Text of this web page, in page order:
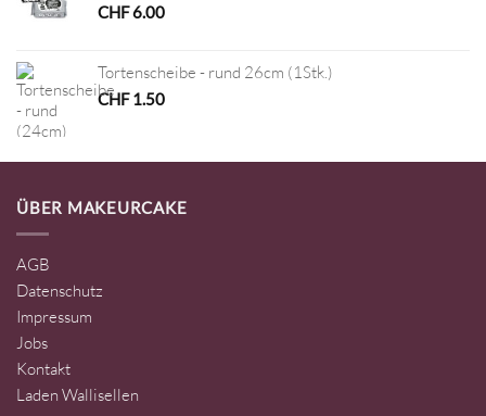
CHF6.00
Tortenscheibe - rund 26cm (1Stk.)
CHF1.50
ÜBER MAKEURCAKE
AGB
Datenschutz
Impressum
Jobs
Kontakt
Laden Wallisellen